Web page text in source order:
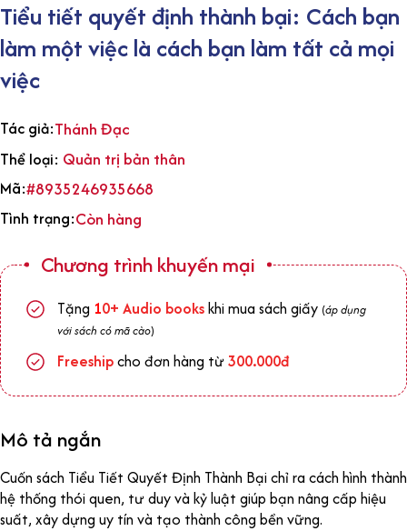
Tiểu tiết quyết định thành bại: Cách bạn
làm một việc là cách bạn làm tất cả mọi
việc
Tác giả:Thánh Đạc
Thể loại: Quản trị bản thân
Mã:#8935246935668
Tình trạng:Còn hàng
Chương trình khuyến mại
Tặng 10+ Audio bookskhi mua sách giấy (áp dụng
với sách có mã cào)
Freeshipcho đơn hàng từ300.000đ
Mô tả ngắn
Cuốn sách Tiểu Tiết Quyết Định Thành Bại chỉ ra cách hình thành
hệ thống thói quen, tư duy và kỷ luật giúp bạn nâng cấp hiệu
suất, xây dựng uy tín và tạo thành công bền vững.